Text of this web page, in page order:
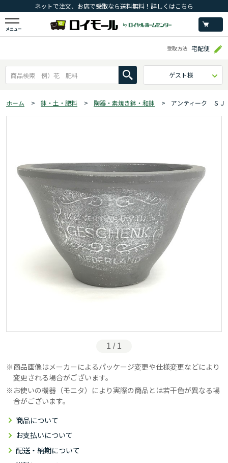
ネットで注文、お店で受取なら送料無料！詳しくはこちら
メニュー
受取方法 宅配便
ゲスト様
ホーム > 鉢・土・肥料 > 陶器・素焼き鉢・和鉢 > アンティーク Ｓ
1 / 1
商品画像はメーカーによるパッケージ変更や仕様変更などにより
変更される場合がございます。
お使いの機器（モニタ）により実際の商品とは若干色が異なる場
合がございます。
商品について
お支払いについて
配送・納期について